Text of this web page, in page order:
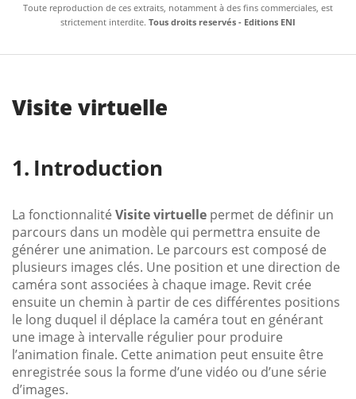
Toute reproduction de ces extraits, notamment à des fins commerciales, est
strictement interdite. Tous droits reservés - Editions ENI
Visite virtuelle
Introduction
La fonctionnalité Visite virtuelle permet de définir un
parcours dans un modèle qui permettra ensuite de
générer une animation. Le parcours est composé de
plusieurs images clés. Une position et une direction de
caméra sont associées à chaque image. Revit crée
ensuite un chemin à partir de ces différentes positions
le long duquel il déplace la caméra tout en générant
une image à intervalle régulier pour produire
l’animation finale. Cette animation peut ensuite être
enregistrée sous la forme d’une vidéo ou d’une série
d’images.